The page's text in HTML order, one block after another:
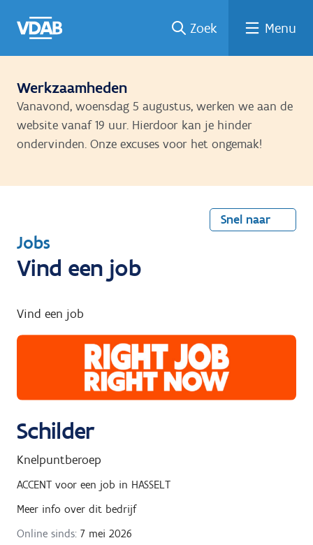
naar
d
een
een
job
mij?
naar
Zoek Menu
Werkzaamheden
Vanavond, woensdag 5 augustus, werken we aan de
website vanaf 19 uur. Hierdoor kan je hinder
ondervinden. Onze excuses voor het ongemak!
Snel naar
T
e
u
g
a
r
Jobs
Vind een job
Vind een job
Schilder
Knelpuntberoep
ACCENT voor een job in HASSELT
Meer info over dit bedrijf
Online sinds: 7 mei 2026